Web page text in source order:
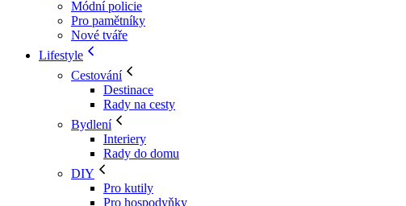
Módní policie
Pro pamětníky
Nové tváře
Lifestyle
Cestování
Destinace
Rady na cesty
Bydlení
Interiery
Rady do domu
DIY
Pro kutily
Pro hospodyňky